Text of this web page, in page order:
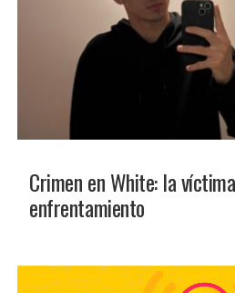
Crimen en White: la
enfrentamiento